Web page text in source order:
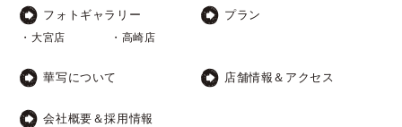
フォトギャラリー
・大宮店 ・高崎店
プラン
華写について 店舗情報＆アクセス
会社概要＆採用情報